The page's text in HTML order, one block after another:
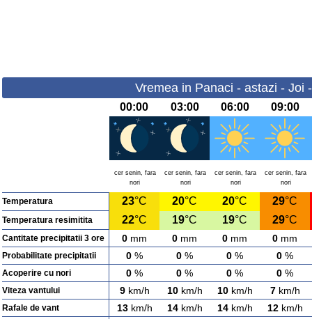
Vremea in Panaci - astazi - Joi
00:00 03:00 06:00 09:00
cer senin, fara
nori
cer senin, fara
nori
cer senin, fara
nori
cer senin, fara
nori
Temperatura 23°C 20°C 20°C 29°C
Temperatura resimitita 22°C 19°C 19°C 29°C
Cantitate precipitatii 3 ore 0 mm 0 mm 0 mm 0 mm
Probabilitate precipitatii 0 % 0 % 0 % 0 %
Acoperire cu nori 0 % 0 % 0 % 0 %
Viteza vantului 9km/h 10km/h 10km/h 7km/h
Rafale de vant 13km/h 14km/h 14km/h 12km/h